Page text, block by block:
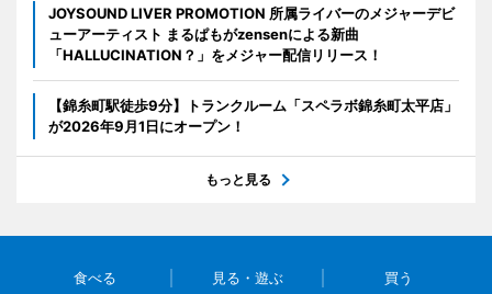
JOYSOUND LIVER PROMOTION 所属ライバーのメジャーデビ
ューアーティスト まるぱもがzensenによる新曲
「HALLUCINATION？」をメジャー配信リリース！
【錦糸町駅徒歩9分】トランクルーム「スペラボ錦糸町太平店」
が2026年9月1日にオープン！
もっと見る
食べる 見る・遊ぶ 買う